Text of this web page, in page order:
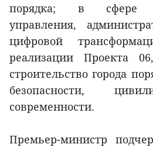
порядка; в сфере
управления,
цифровой
реализации Проекта
строительство города
безопасности,
современности.
Премьер-министр